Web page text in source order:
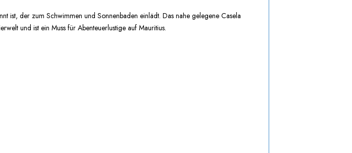
ist, der zum Schwimmen und Sonnenbaden einlädt. Das nahe gelegene Casela
und ist ein Muss für Abenteuerlustige auf Mauritius.